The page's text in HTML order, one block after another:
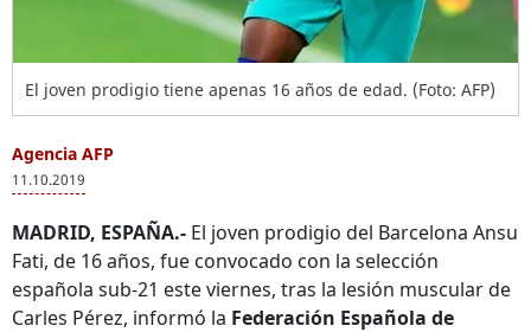
El joven prodigio tiene apenas 16 años de edad. (Foto: AFP)
Agencia AFP
11.10.2019
MADRID, ESPAÑA.- El joven prodigio del Barcelona Ansu
Fati, de 16 años, fue convocado con la selección
española sub-21 este viernes, tras la lesión muscular de
Carles Pérez, informó la Federación Española de